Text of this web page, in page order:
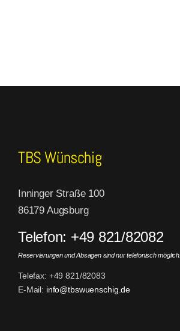
TBS Wünschig
Inninger Straße 100
86179 Augsburg
Telefon: +49 821/82082
Reservierungen und Absagen sind nur telefonisch möglich.
Telefax: +49 821/82083
E-Mail: info@tbswuenschig.de